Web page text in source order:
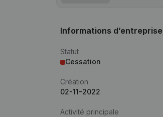
Informations d’entreprise
Statut
Cessation
Création
02-11-2022
Activité principale